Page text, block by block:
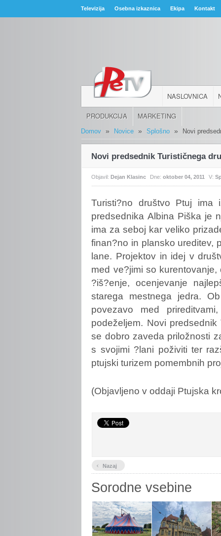
Televizija Osebna izkaznica Ekipa Kontakt
NASLOVNICA
PRODUKCIJA MARKETING
Domov » Novice » Splošno » Novi
Novi predsednik Turističnega
Objavil:Dejan Klasinc Dne:oktober 04, 2011 V:
Turisti?no društvo Ptuj ima
predsednika Albina Piška je
ima za seboj kar veliko
finan?no in plansko ureditev,
lane. Projektov in idej v
med ve?jimi so
?iš?enje, ocenjevanje
starega mestnega jedra.
povezavo med
podeželjem. Novi
se dobro zaveda priložnosti
s svojimi ?lani poživiti ter
ptujski turizem pomembnih
(Objavljeno v oddaji Ptujska
‹ Nazaj
Sorodne vsebine